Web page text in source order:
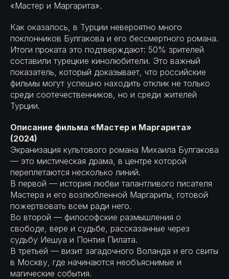
«Мастер и Маргарита».
Как оказалось, в Турции невероятно много
поклонников Булгакова и его бессмертного романа.
Итоги проката это подтверждают: 50% зрителей
составили турецкие кинолюбители. Это важный
показатель, который доказывает, что российские
фильмы могут успешно находить отклик не только
среди соотечественников, но и среди жителей
Турции.
Описание фильма «Мастер и Маргарита»
(2024)
Экранизация культового романа Михаила Булгакова
— это мистическая драма, в центре которой
переплетаются несколько линий.
В первой — история любви талантливого писателя
Мастера и его возлюбленной Маргариты, готовой
пожертвовать всем ради него.
Во второй — философские размышления о
свободе, вере и судьбе, рассказанные через
судьбу Иешуа и Понтия Пилата.
В третьей — визит загадочного Воланда и его свиты
в Москву, где начинаются необъяснимые и
магические события.